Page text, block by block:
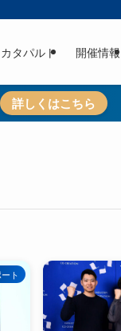
カタパルト 開催情報
詳しくはこちら
ト